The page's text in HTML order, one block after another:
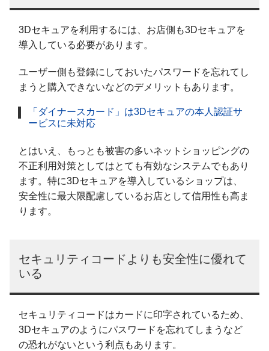
3Dセキュアを利用するには、お店側も3Dセキュアを
導入している必要があります。
ユーザー側も登録にしておいたパスワードを忘れてし
まうと購入できないなどのデメリットもあります。
「ダイナースカード」は3Dセキュアの本人認証サ
ービスに未対応
とはいえ、もっとも被害の多いネットショッピングの
不正利用対策としてはとても有効なシステムでもあり
ます。特に3Dセキュアを導入しているショップは、
安全性に最大限配慮しているお店として信用性も高ま
ります。
セキュリティコードよりも安全性に優れて
いる
セキュリティコードはカードに印字されているため、
3Dセキュアのようにパスワードを忘れてしまうなど
の恐れがないという利点もあります。